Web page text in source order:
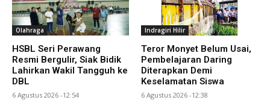
Olahraga
HSBL Seri Perawang
Resmi Bergulir, Siak Bidik
Lahirkan Wakil Tangguh ke
DBL
6 Agustus 2026 -12:54
Indragiri Hilir
Teror Monyet Belum Usai,
Pembelajaran Daring
Diterapkan Demi
Keselamatan Siswa
6 Agustus 2026 -12:38